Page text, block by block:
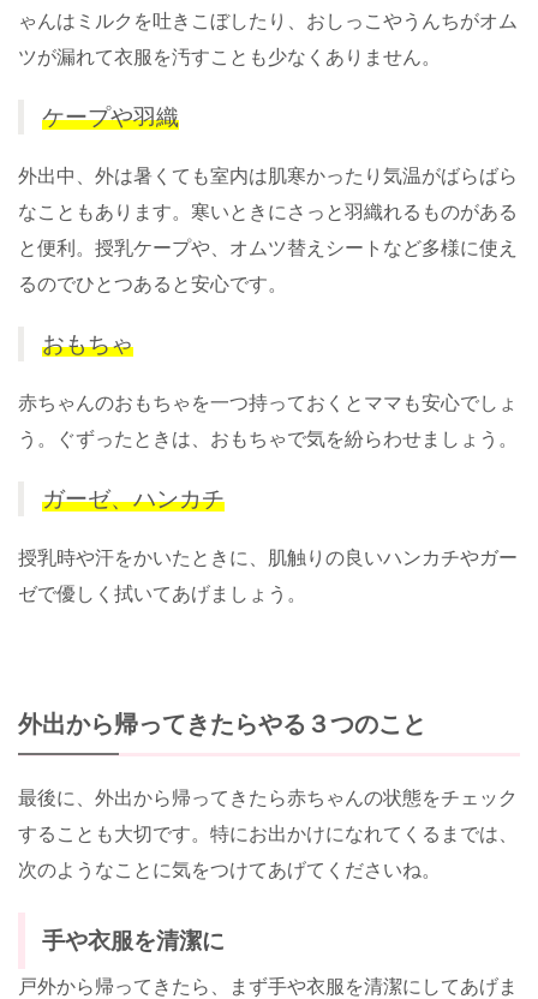
ゃんはミルクを吐きこぼしたり、おしっこやうんちがオム
ツが漏れて衣服を汚すことも少なくありません。
ケープや羽織
外出中、外は暑くても室内は肌寒かったり気温がばらばら
なこともあります。寒いときにさっと羽織れるものがある
と便利。授乳ケープや、オムツ替えシートなど多様に使え
るのでひとつあると安心です。
おもちゃ
赤ちゃんのおもちゃを一つ持っておくとママも安心でしょ
う。ぐずったときは、おもちゃで気を紛らわせましょう。
ガーゼ、ハンカチ
授乳時や汗をかいたときに、肌触りの良いハンカチやガー
ゼで優しく拭いてあげましょう。
外出から帰ってきたらやる３つのこと
最後に、外出から帰ってきたら赤ちゃんの状態をチェック
することも大切です。特にお出かけになれてくるまでは、
次のようなことに気をつけてあげてくださいね。
手や衣服を清潔に
戸外から帰ってきたら、まず手や衣服を清潔にしてあげま